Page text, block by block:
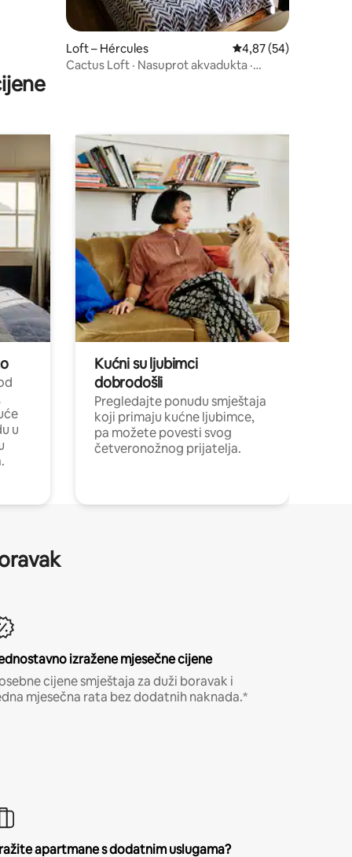
Loft – Hércules Prosječna ocjena:
4,87 (54)
Cactus Loft · Nasuprot akvadukta ·
u
Kućni su ljubimci
dobrodošli
Pregledajte ponudu smještaja
koji primaju kućne ljubimce,
pa možete povesti svog
četveronožnog prijatelja.
izražene mjesečne cijene
cijene smještaja za duži boravak i
mjesečna rata bez dodatnih naknada.*
apartmane s dodatnim uslugama?